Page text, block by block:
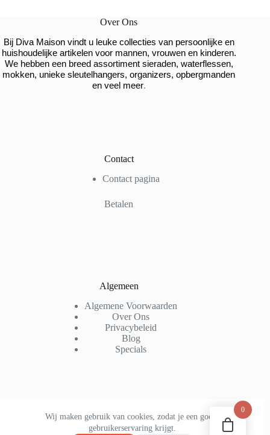
Wij maken gebruik van cookies, zodat je een goede
gebruikerservaring krijgt.
Over Ons
Bij Diva Maison vindt u leuke collecties van persoonlijke en
huishoudelijke artikelen voor mannen, vrouwen en kinderen.
We hebben een breed assortiment sieraden, waterflessen,
mokken, unieke sleutelhangers, organizers, opbergmanden
en veel meer.
Contact
Contact pagina
Betalen
Algemeen
Algemene Voorwaarden
Over Ons
Privacybeleid
Blog
Specials
Schrijf je nu in voor onze nieuwsbrief en
0